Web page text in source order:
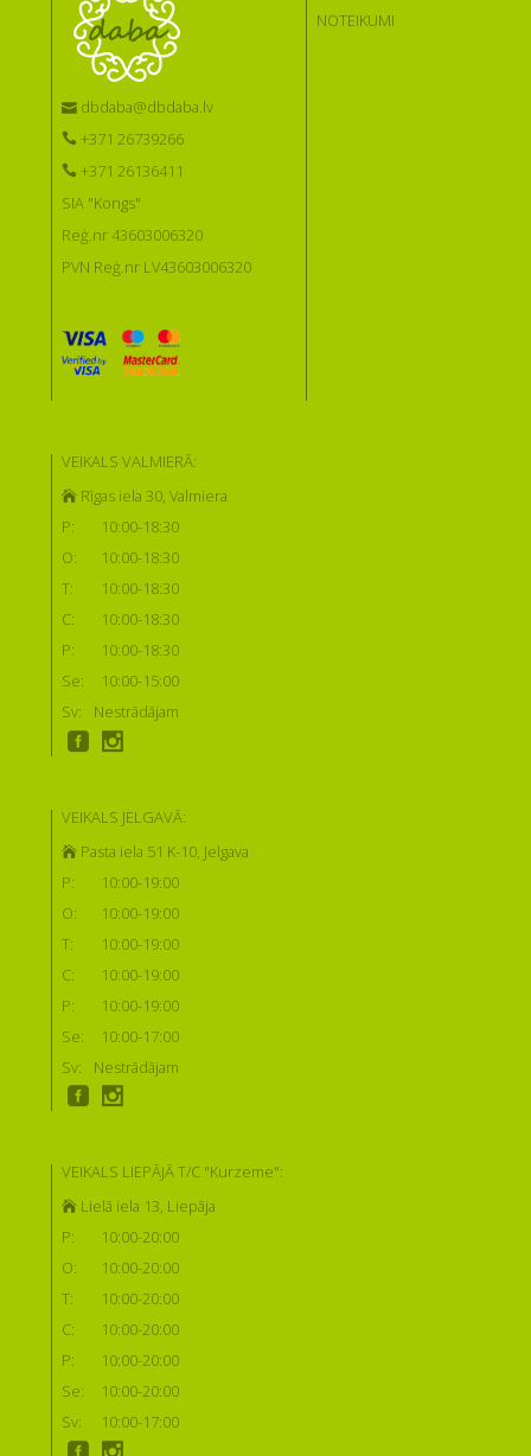
dbdaba@dbdaba.lv
+371 26739266
+371 26136411
SIA "Kongs"
Reģ.nr 43603006320
PVN Reģ.nr LV43603006320
NOTEIKUMI
VEIKALS VALMIERĀ:
Rīgas iela 30, Valmiera
P:
10:00-18:30
O:
10:00-18:30
T:
10:00-18:30
C:
10:00-18:30
P:
10:00-18:30
Se:
10:00-15:00
Sv:
Nestrādājam
VEIKALS JELGAVĀ:
Pasta iela 51 K-10, Jelgava
P:
10:00-19:00
O:
10:00-19:00
T:
10:00-19:00
C:
10:00-19:00
P:
10:00-19:00
Se:
10:00-17:00
Sv:
Nestrādājam
VEIKALS LIEPĀJĀ T/C "Kurzeme":
Lielā iela 13, Liepāja
P:
10:00-20:00
O:
10:00-20:00
T:
10:00-20:00
C:
10:00-20:00
P:
10:00-20:00
Se:
10:00-20:00
Sv:
10:00-17:00